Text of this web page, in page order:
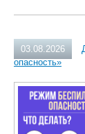
03.08.2026
опасность»